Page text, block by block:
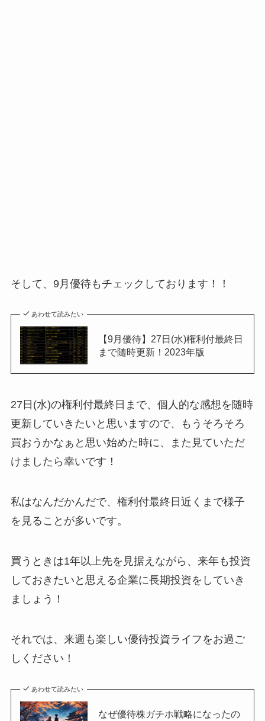
そして、9月優待もチェックしております！！
あわせて読みたい
【9月優待】27日(水)権利付最終日
まで随時更新！2023年版
27日(水)の権利付最終日まで、個人的な感想を随時
更新していきたいと思いますので、もうそろそろ
買おうかなぁと思い始めた時に、また見ていただ
けましたら幸いです！
私はなんだかんだで、権利付最終日近くまで様子
を見ることが多いです。
買うときは1年以上先を見据えながら、来年も投資
しておきたいと思える企業に長期投資をしていき
ましょう！
それでは、来週も楽しい優待投資ライフをお過ご
しください！
あわせて読みたい
なぜ優待株ガチホ戦略になったの